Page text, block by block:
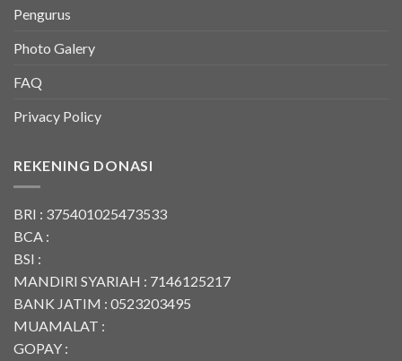
Pengurus
Photo Galery
FAQ
Privacy Policy
REKENING DONASI
BRI : 375401025473533
BCA :
BSI :
MANDIRI SYARIAH : 7146125217
BANK JATIM : 0523203495
MUAMALAT :
GOPAY :